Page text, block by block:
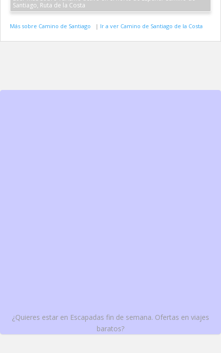
Santiago, Ruta de la Costa
Más sobre Camino de Santiago | Ir a ver Camino de Santiago de la Costa
¿Quieres estar en Escapadas fin de semana. Ofertas en viajes
baratos?